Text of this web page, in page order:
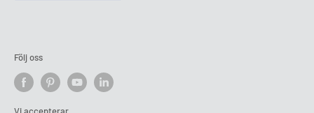
Följ oss